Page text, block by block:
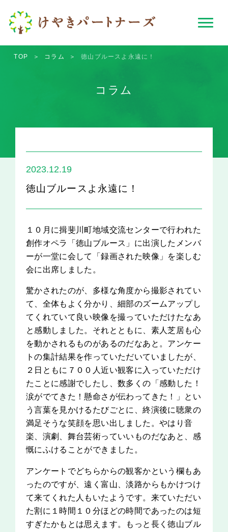
TOP ＞ コラム ＞ 徳山ブルースよ永遠に！
コラム
2023.12.19
徳山ブルースよ永遠に！
１０月に揖斐川町地域交流センターで行われた
創作オペラ「徳山ブルース」に出演したメンバ
ーが一堂に会して「録画された映像」を楽しむ
会に出席しました。
驚かされたのが、多様な角度から撮影されてい
て、全体もよく分かり、細部のズームアップし
てくれていて良い映像を撮っていただけたなあ
と感動しました。それとともに、素人芝居も心
を動かされるものがあるのだなあと。アンケー
トの集計結果を作っていただいていましたが、
２日ともに７００人近い観客に入っていただけ
たことに感謝でしたし、数多くの「感動した！
涙がでてきた！懸命さが伝わってきた！」とい
う言葉を見かけるたびごとに、終演後に聴衆の
満足そうな笑顔を思い出しました。やはり音
楽、演劇、舞台芸術っていいものだなあと、感
慨にふけることができました。
アンケートでどちらからの観客かという欄もあ
ったのですが、遠く富山、淡路からもかけつけ
て来てくれた人もいたようです。来ていただい
た割に１時間１０分ほどの時間であったのは短
すぎたかもとは思えます。もっと長く徳山ブル